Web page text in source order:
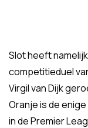
Slot heeft
competitieduel
Virgil van Dijk
Oranje is de
in de Premier